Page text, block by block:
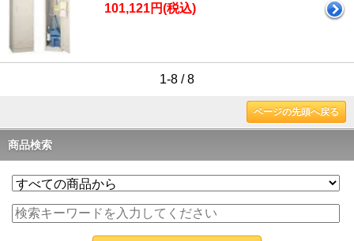
101,121円(税込)
1-8 / 8
ページの先頭へ戻る
商品検索